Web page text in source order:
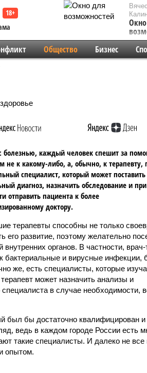
Общество Бизнес
болезнью, каждый человек спешит за
не к какому-либо, а, обычно, к терапевту,
специалист, который может поставить
диагноз, назначить обследование и при
отправить пациента к более
доктору.
терапевты способны не только
его развитие, поэтому желательно
органов. В частности, врач-
бактериальные и вирусные инфекции,
же, есть специалисты, которые
может назначить анализы и
в случае необходимости,
был бы достаточно квалифицирован
ведь в каждом городе России есть
такие специалисты. И далеко не все
опытом.